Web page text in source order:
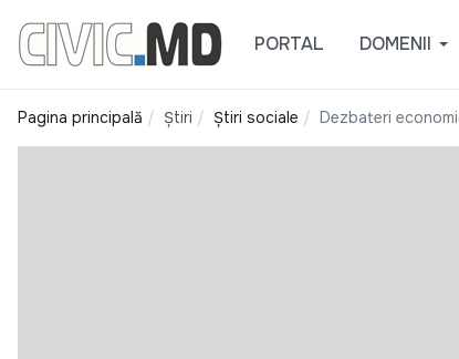
PORTAL DOMENII
Pagina principală Știri Știri sociale Dezbateri